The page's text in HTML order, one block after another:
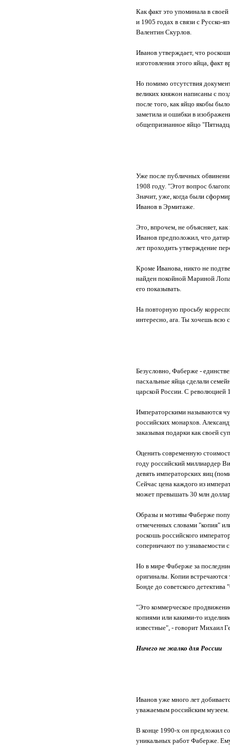
Как факт это упоминала в
и 1905 годах в связи с
Валентин Скурлов.
Иванов утверждает, что
изготовления этого яйца, факт
Но помимо отсутствия
великих княжон написаны с
после того, как яйцо якобы
заметила и ошибки в
общепризнанное яйцо
Уже после публичных
1908 году. "Этот вопрос
Значит, уже, когда были
Иванов в Эрмитаже.
Это, впрочем, не объясняет,
Иванов предположил, что
лет проходить утверждение
Кроме Иванова, никто не
найден покойной Мариной
его показывать.
На повторную просьбу
интересно, ага. Ты хочешь всю
Безусловно, Фаберже -
пасхальные яйца сделали
царской России. С революцией
Императорскими называются
российских монархов.
заказывая подарки как своей
Оценить современную
году российский миллиардер
девять императорских яиц
Сейчас цена каждого из
может превышать 30 млн
Образы и мотивы Фаберже
отмеченных словами "копия"
роскошь российского
соперничают по узнаваемости
Но в мире Фаберже за
оригиналы. Копии
Бонде до советского
"Это коммерческое
копиями или какими-то
известные", - говорит Михаил
Ничего не жалко для России
Иванов уже много лет
уважаемым российским музеем.
В конце 1990-х он предложил
уникальных работ Фаберже.